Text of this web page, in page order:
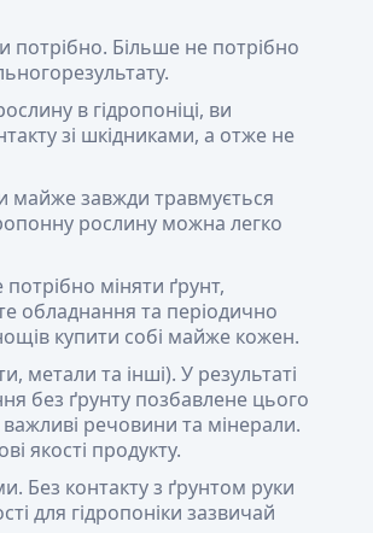
потрібно. Більше не потрібно
в гідропоніці, ви
зі шкідниками, а отже не
майже завжди травмується
рослину можна легко
міняти ґрунт,
обладнання та періодично
купити собі майже кожен.
метали та інші). У результаті
без ґрунту позбавлене цього
речовини та мінерали.
якості продукту.
Без контакту з ґрунтом руки
для гідропоніки зазвичай